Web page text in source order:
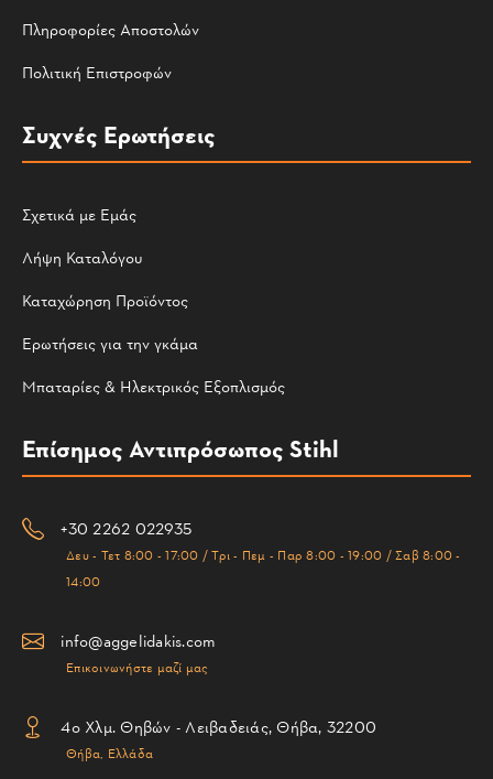
Πληροφορίες Αποστολών
Πολιτική Επιστροφών
Συχνές Ερωτήσεις
Σχετικά με Εμάς
Λήψη Καταλόγου
Καταχώρηση Προϊόντος
Ερωτήσεις για την γκάμα
Μπαταρίες & Ηλεκτρικός Εξοπλισμός
Επίσημος Αντιπρόσωπος Stihl
+30 2262 022935
Δευ - Τετ 8:00 - 17:00 / Τρι - Πεμ - Παρ 8:00 - 19:00 / Σαβ 8:00 -
14:00
info@aggelidakis.com
Επικοινωνήστε μαζί μας
4ο Χλμ. Θηβών - Λειβαδειάς, Θήβα, 32200
Θήβα, Ελλάδα